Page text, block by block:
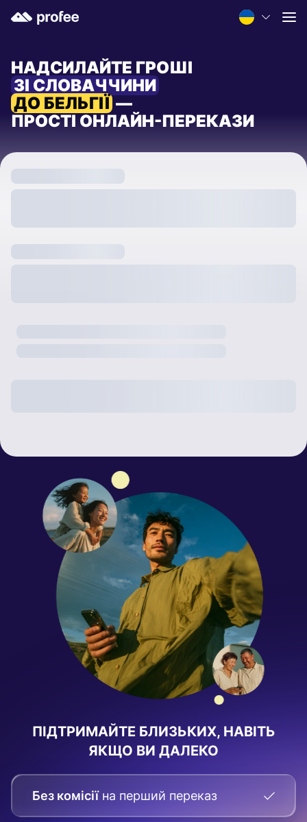
НАДСИЛАЙТЕ ГРОШІ
ЗІ СЛОВАЧЧИНИ
ДО БЕЛЬГІЇ —
ПРОСТІ ОНЛАЙН-ПЕРЕКАЗИ
ПІДТРИМАЙТЕ БЛИЗЬКИХ, НАВІТЬ
ЯКЩО ВИ ДАЛЕКО
Без комісії на перший переказ